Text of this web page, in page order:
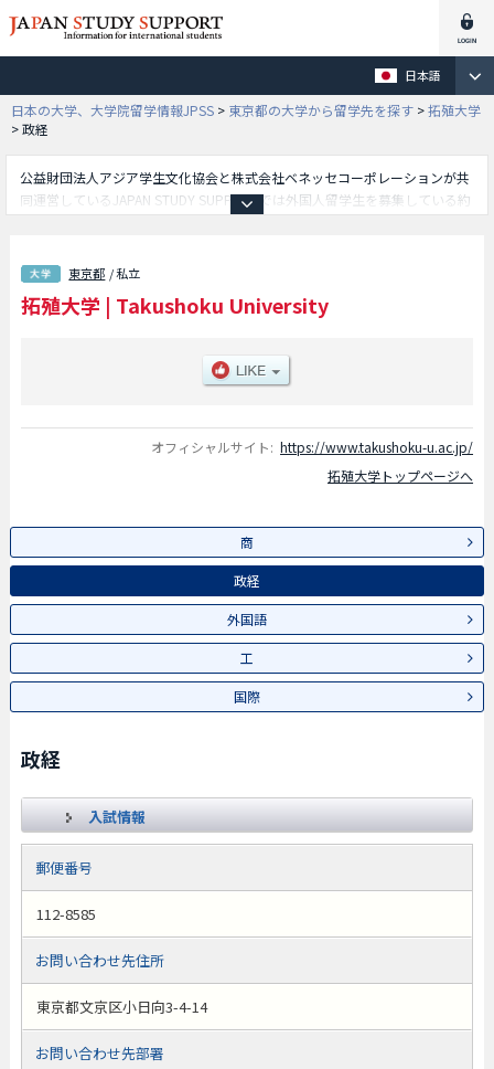
日本語
日本の大学、大学院留学情報JPSS > 東京都の大学から留学先を探す >拓殖大学
>政経
公益財団法人アジア学生文化協会と株式会社ベネッセコーポレーションが共
同運営しているJAPAN STUDY SUPPORTでは外国人留学生を募集している約
外国語学部や工学部や国際学部等、学部別情報や、募集定員や合格者数など
入試情報、施設案内、アクセスなど外国人留学生に必要な情報を掲載してい
るので是非ご利用ください。
東京都 / 私立
拓殖大学 | Takushoku University
オフィシャルサイト: https://www.takushoku-u.ac.jp/
拓殖大学トップページへ
商
政経
外国語
工
国際
政経
入試情報
郵便番号
112-8585
お問い合わせ先住所
東京都文京区小日向3-4-14
お問い合わせ先部署